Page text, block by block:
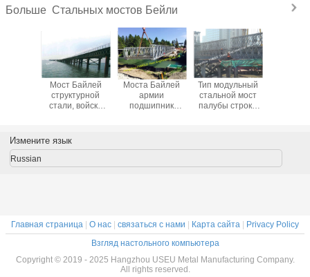
Больше Стальных мостов Бейли
Пре
Мост Байлей
структурной
стали, войска
конструкции
шоссе дороги
Моста Байлей
армии
подшипник
обслуживания
покрашенного
Тип модульный
стальной мост
палубы строки
установку в
Измените язык
Russian
Главная страница | О нас | связаться с нами | Карта сайта | Privacy Policy
Взгляд настольного компьютера
Copyright © 2019 - 2025 Hangzhou USEU Metal Manufacturing Company.
All rights reserved.